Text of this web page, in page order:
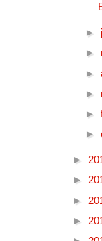
►
►
►
►
►
►
►
►
►
►